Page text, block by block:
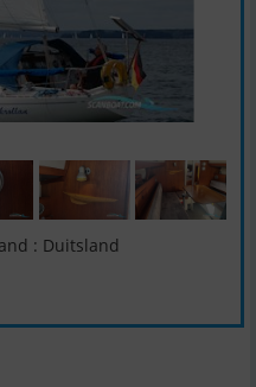
: Duitsland